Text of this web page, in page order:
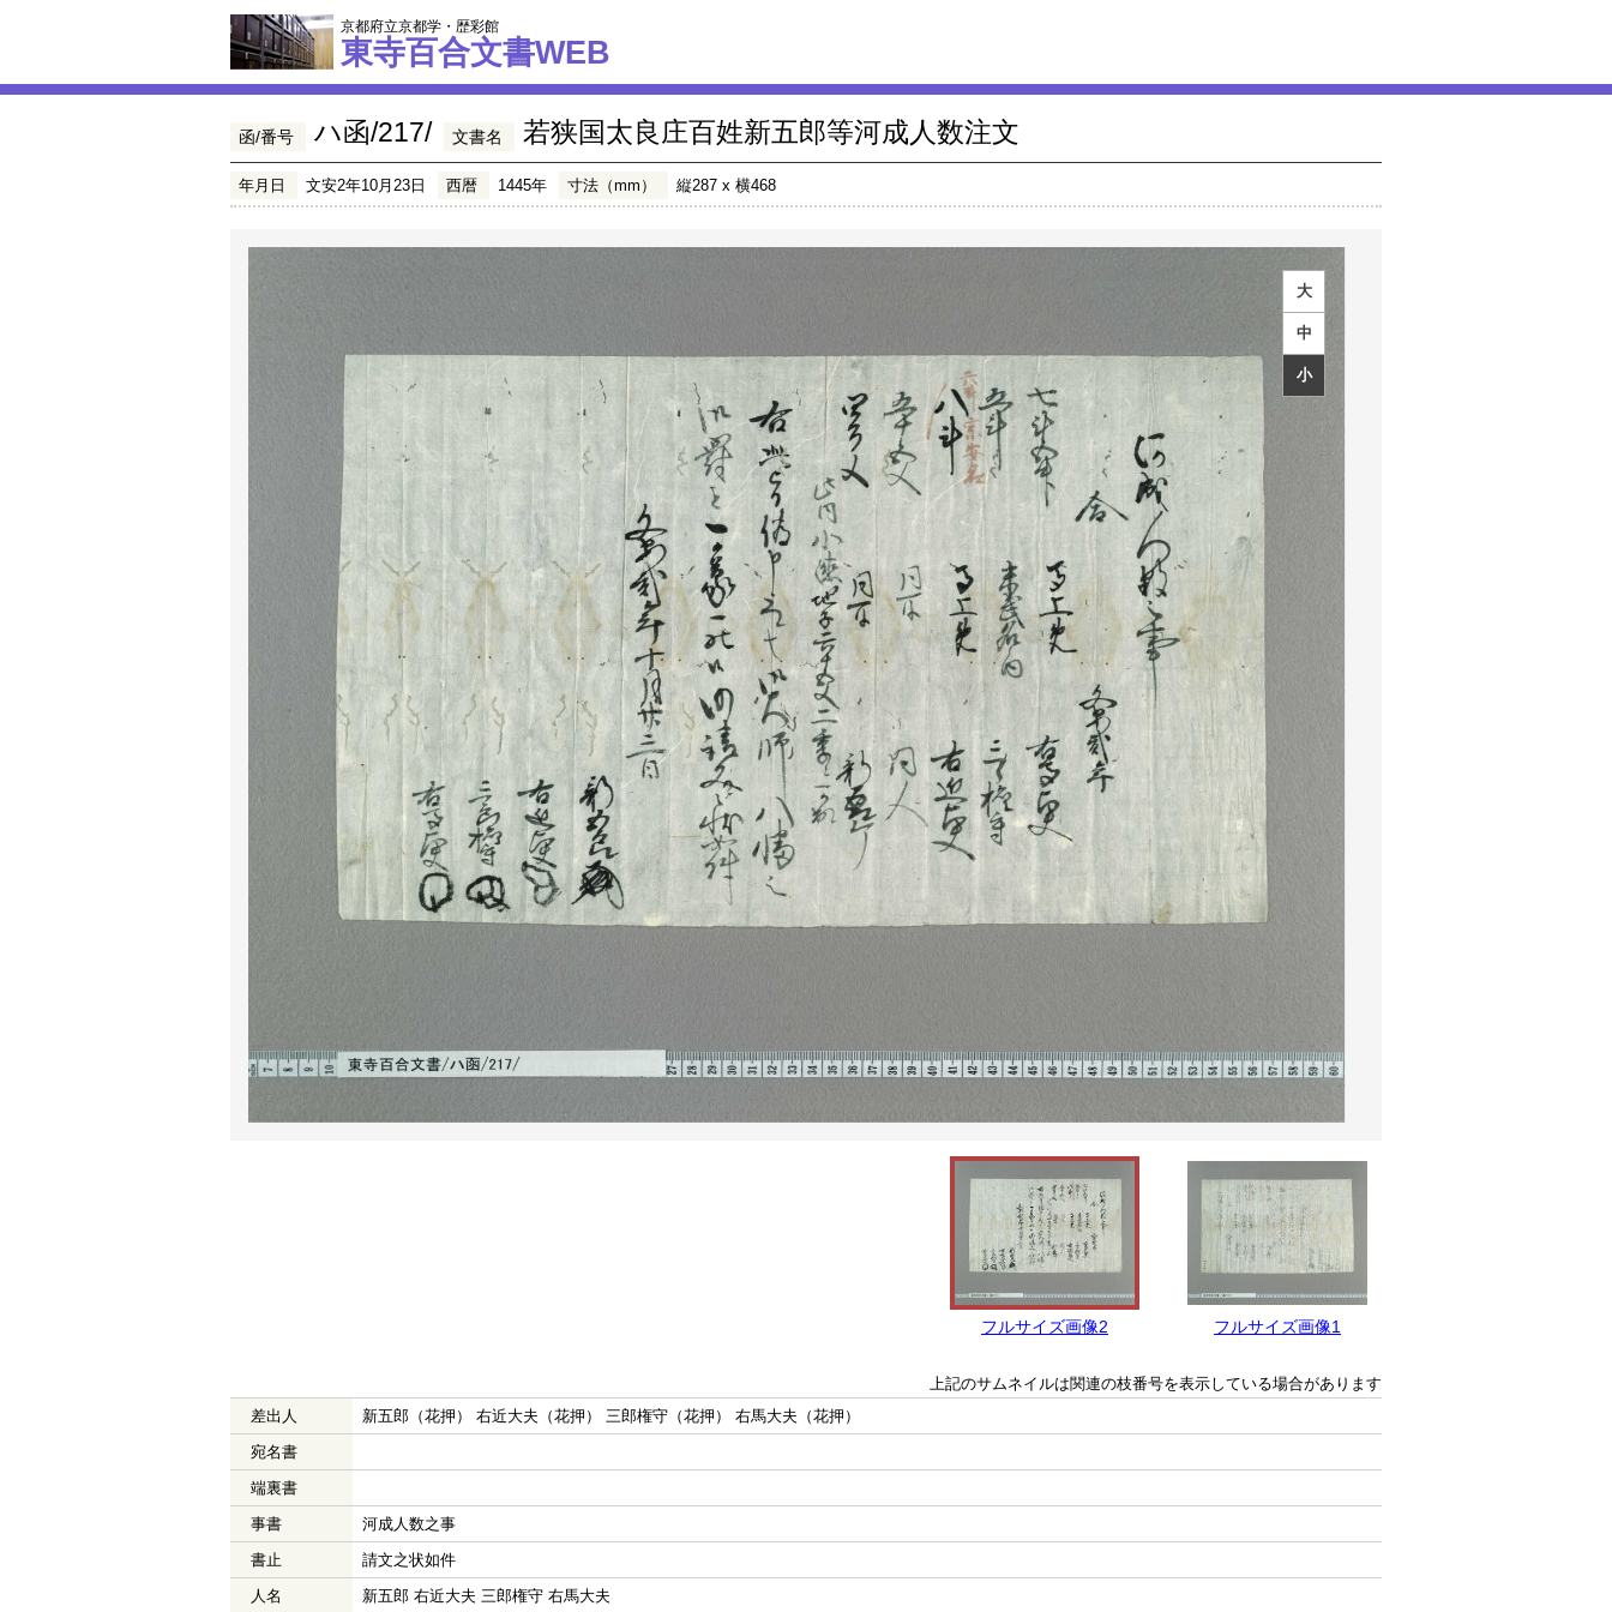
京都府立京都学・歴彩館
東寺百合文書WEB
函/番号 ハ函/217/ 文書名 若狭国太良庄百姓新五郎等河成人数注文
年月日 文安2年10月23日 西暦 1445年 寸法（mm） 縦287 x 横468
大
中
小
フルサイズ画像2 フルサイズ画像1
上記のサムネイルは関連の枝番号を表示している場合があります
差出人
新五郎（花押） 右近大夫（花押） 三郎権守（花押） 右馬大夫（花押）
宛名書
端裏書
事書
河成人数之事
書止
請文之状如件
人名
新五郎 右近大夫 三郎権守 右馬大夫